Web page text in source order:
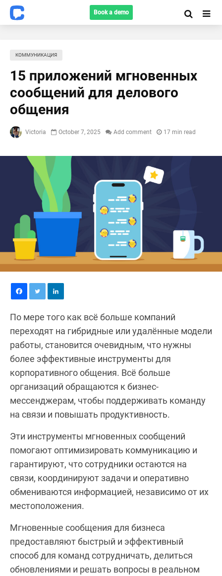
Book a demo
КОММУНИКАЦИЯ
15 приложений мгновенных
сообщений для делового
общения
Victoria October 7, 2025 Add comment 17 min read
По мере того как всё больше компаний
переходят на гибридные или удалённые модели
работы, становится очевидным, что нужны
более эффективные инструменты для
корпоративного общения. Всё больше
организаций обращаются к бизнес-
мессенджерам, чтобы поддерживать команду
на связи и повышать продуктивность.
Эти инструменты мгновенных сообщений
помогают оптимизировать коммуникацию и
гарантируют, что сотрудники остаются на
связи, координируют задачи и оперативно
обмениваются информацией, независимо от их
местоположения.
Мгновенные сообщения для бизнеса
предоставляют быстрый и эффективный
способ для команд сотрудничать, делиться
обновлениями и решать вопросы в реальном